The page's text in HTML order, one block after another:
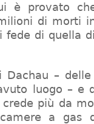
è provato
di morti
fede di quella
Dachau –
luogo – e
più da
a gas